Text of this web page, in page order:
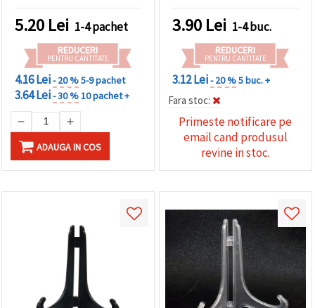
5.20 Lei 1-4 pachet
REDUCERI
PENTRU CANTITATE
4.16 Lei- 20 %5-9 pachet
3.64 Lei- 30 %10 pachet +
ADAUGA IN COS
3.90 Lei 1-4 buc.
REDUCERI
PENTRU CANTITATE
3.12 Lei- 20 %5 buc. +
Fara stoc:
Primeste notificare pe
email cand produsul
revine in stoc.